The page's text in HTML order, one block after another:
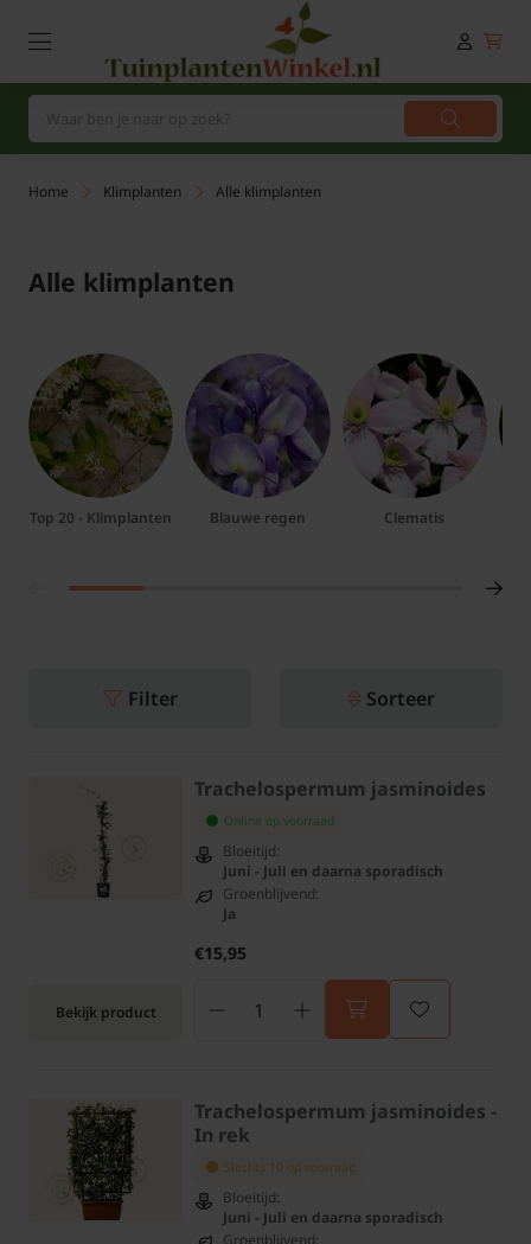
Home Klimplanten Alle klimplanten
Alle klimplanten
Top 20 - Klimplanten Blauwe regen Clematis
Filter Sorteer
Bekijk product
Trachelospermum jasminoides
Online op voorraad
Bloeitijd:
Juni - Juli en daarna sporadisch
Groenblijvend:
Ja
€15,95
Trachelospermum jasminoides -
In rek
Slechts 10 op voorraad
Bloeitijd:
Juni - Juli en daarna sporadisch